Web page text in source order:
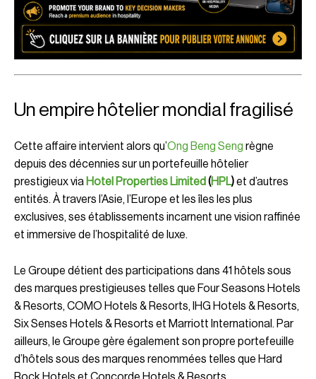
Un empire hôtelier mondial fragilisé
Cette affaire intervient alors qu’Ong Beng Seng règne
depuis des décennies sur un portefeuille hôtelier
prestigieux via Hotel Properties Limited (HPL)et d’autres
entités. À travers l’Asie, l’Europe et les îles les plus
exclusives, ses établissements incarnent une vision raffinée
et immersive de l’hospitalité de luxe.
Le Groupe détient des participations dans 41 hôtels sous
des marques prestigieuses telles que Four Seasons Hotels
& Resorts, COMO Hotels & Resorts, IHG Hotels & Resorts,
Six Senses Hotels & Resorts et Marriott International. Par
ailleurs, le Groupe gère également son propre portefeuille
d’hôtels sous des marques renommées telles que Hard